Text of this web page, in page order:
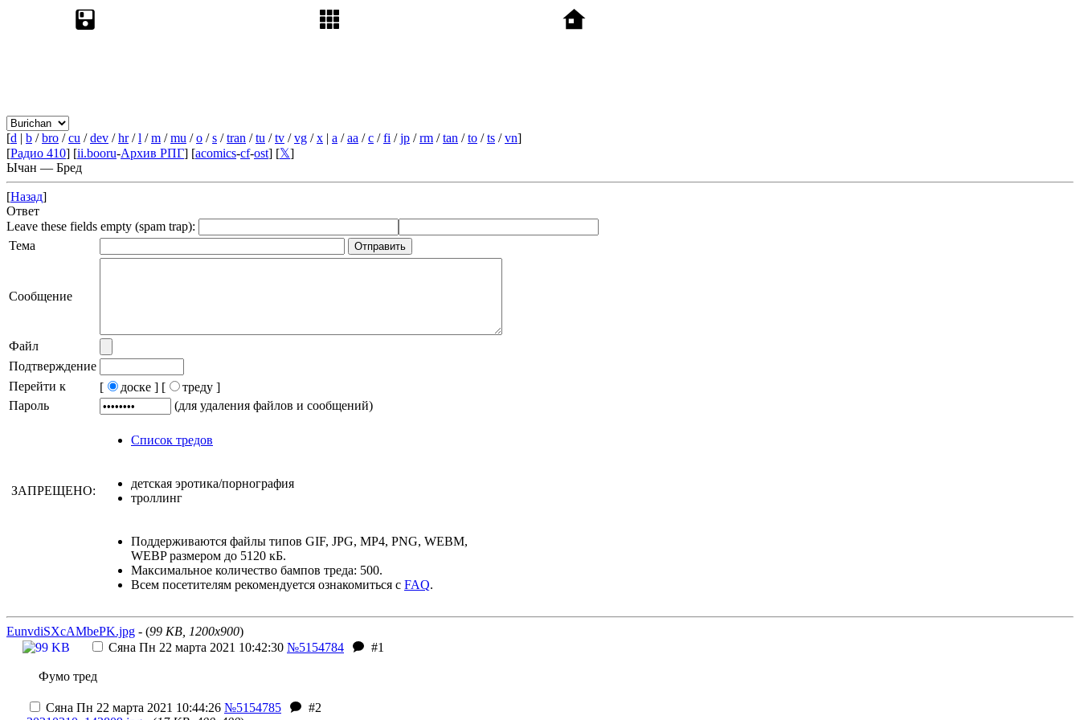
[d | b /bro /cu /dev /hr/l /m /mu /o /s /tran /tu /tv /vg /x | a /aa /c /fi /jp /rm /tan /to /ts /vn]
[Радио 410] [ii.booru-Архив РПГ] [acomics-cf-ost] [𝕏]
Ычан — Бред
[Назад]
Ответ
Leave these fields empty (spam trap):
Тема
Сообщение
Файл
Подтверждение
Перейти к
[ доске ] [
треду ]
Пароль
(для удаления файлов и сообщений)
Список тредов
ЗАПРЕЩЕНО:
детская эротика/порнография
троллинг
Поддерживаются файлы типов GIF, JPG, MP4, PNG, WEBM,
WEBP размером до 5120 кБ.
Максимальное количество бампов треда: 500.
Всем посетителям рекомендуется ознакомиться с FAQ.
EunvdiSXcAMbePK.jpg - (99 KB, 1200x900)
Сяна Пн 22 марта 2021 10:42:30 №5154784 #1
Фумо тред
Сяна Пн 22 марта 2021 10:44:26 №5154785
#2